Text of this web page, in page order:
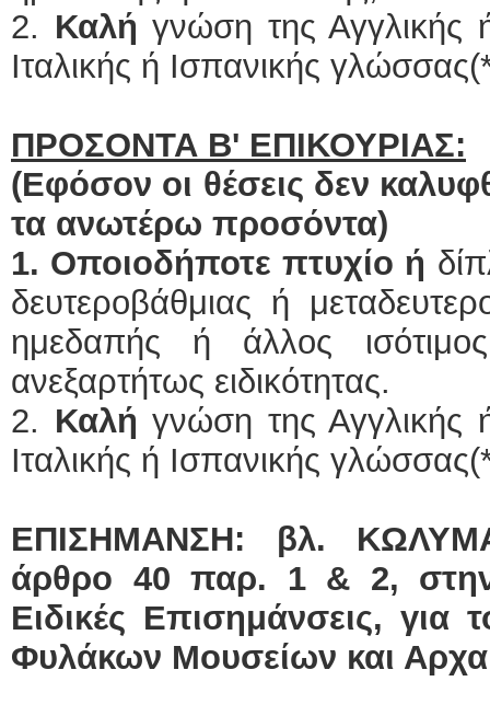
2. Καλή γνώση της Αγγλικής
Ιταλικής ή Ισπανικής
ΠΡΟΣΟΝΤΑ Β' ΕΠΙΚΟΥΡΙΑΣ:
(Εφόσον οι θέσεις δεν
τα ανωτέρω προσόντα)
1. Οποιοδήποτε πτυχίο ή
δευτεροβάθμιας ή
ημεδαπής ή άλλος
ανεξαρτήτως ειδικότητας.
2. Καλή γνώση της Αγγλικής
Ιταλικής ή Ισπανικής
ΕΠΙΣΗΜΑΝΣΗ: βλ.
άρθρο 40 παρ. 1 & 2,
Ειδικές Επισημάνσεις, για
Φυλάκων Μουσείων και